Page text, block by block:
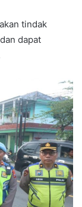
tindak
dapat